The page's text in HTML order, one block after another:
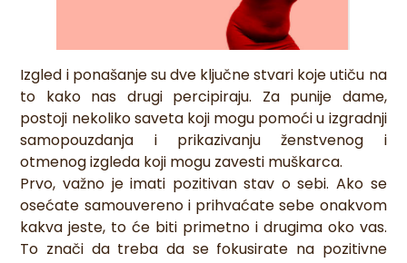
Izgled i ponašanje su dve ključne stvari koje utiču na
to kako nas drugi percipiraju. Za punije dame,
postoji nekoliko saveta koji mogu pomoći u izgradnji
samopouzdanja i prikazivanju ženstvenog i
otmenog izgleda koji mogu zavesti muškarca.
Prvo, važno je imati pozitivan stav o sebi. Ako se
osećate samouvereno i prihvaćate sebe onakvom
kakva jeste, to će biti primetno i drugima oko vas.
To znači da treba da se fokusirate na pozitivne